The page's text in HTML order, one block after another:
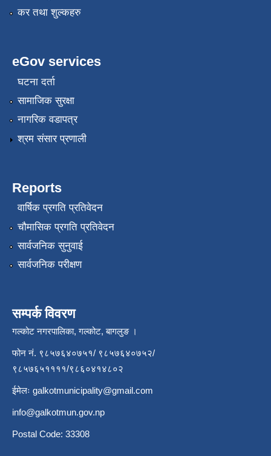
कर तथा शुल्कहरु
eGov services
घटना दर्ता
सामाजिक सुरक्षा
नागरिक वडापत्र
श्रम संसार प्रणाली
Reports
वार्षिक प्रगति प्रतिवेदन
चौमासिक प्रगति प्रतिवेदन
सार्वजनिक सुनुवाई
सार्वजनिक परीक्षण
सम्पर्क विवरण
गल्कोट नगरपालिका, गल्कोट, बागलुङ ।
फोन नं. ९८५७६४०७५१/ ९८५७६४०७५२/
९८५७६५११११/९८६०४१४८०२
ईमेलः galkotmunicipality@gmail.com
info@galkotmun.gov.np
Postal Code: 33308